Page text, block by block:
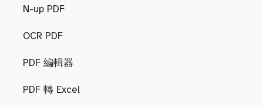
N-up PDF
OCR PDF
PDF 編輯器
PDF 轉 Excel